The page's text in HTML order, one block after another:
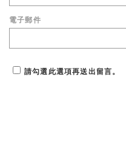
電子郵件
請勾選此選項再送出留言。